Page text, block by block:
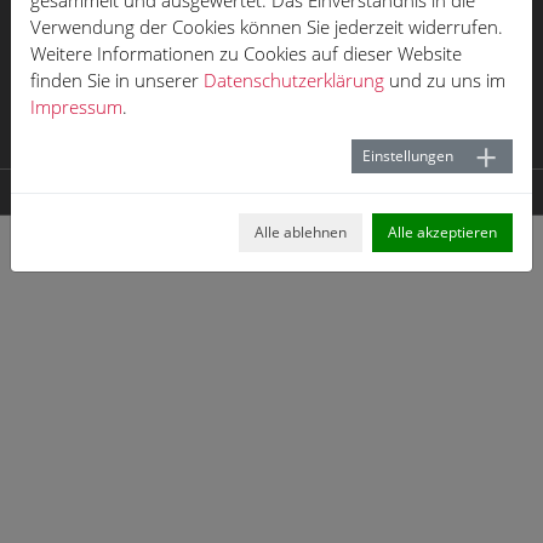
Impressum
Datenschutz
Öffnungszeiten
Karriere
Verwendung der Cookies können Sie jederzeit widerrufen.
Weitere Informationen zu Cookies auf dieser Website
finden Sie in unserer Datenschutzerklärung und zu uns im
Impressum.
Einstellungen
Alle ablehnen Alle akzeptieren